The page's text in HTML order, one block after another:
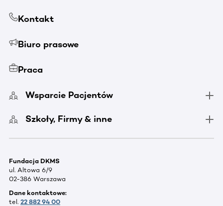
Kontakt
Biuro prasowe
Praca
Wsparcie Pacjentów
Szkoły, Firmy & inne
Fundacja DKMS
ul. Altowa 6/9
02-386 Warszawa
Dane kontaktowe:
tel. 22 882 94 00